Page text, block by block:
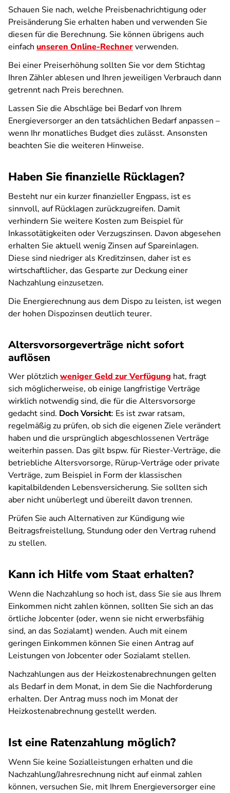
Schauen Sie nach, welche Preisbenachrichtigung oder
Preisänderung Sie erhalten haben und verwenden Sie
diesen für die Berechnung. Sie können übrigens auch
einfach unseren Online-Rechnerverwenden.
Bei einer Preiserhöhung sollten Sie vor dem Stichtag
Ihren Zähler ablesen und Ihren jeweiligen Verbrauch dann
getrennt nach Preis berechnen.
Lassen Sie die Abschläge bei Bedarf von Ihrem
Energieversorger an den tatsächlichen Bedarf anpassen –
wenn Ihr monatliches Budget dies zulässt. Ansonsten
beachten Sie die weiteren Hinweise.
Haben Sie finanzielle Rücklagen?
Besteht nur ein kurzer finanzieller Engpass, ist es
sinnvoll, auf Rücklagen zurückzugreifen. Damit
verhindern Sie weitere Kosten zum Beispiel für
Inkassotätigkeiten oder Verzugszinsen. Davon abgesehen
erhalten Sie aktuell wenig Zinsen auf Spareinlagen.
Diese sind niedriger als Kreditzinsen, daher ist es
wirtschaftlicher, das Gesparte zur Deckung einer
Nachzahlung einzusetzen.
Die Energierechnung aus dem Dispo zu leisten, ist wegen
der hohen Dispozinsen deutlich teurer.
Altersvorsorgeverträge nicht sofort
auflösen
Wer plötzlich weniger Geld zur Verfügung hat, fragt
sich möglicherweise, ob einige langfristige Verträge
wirklich notwendig sind, die für die Altersvorsorge
gedacht sind. Doch Vorsicht: Es ist zwar ratsam,
regelmäßig zu prüfen, ob sich die eigenen Ziele verändert
haben und die ursprünglich abgeschlossenen Verträge
weiterhin passen. Das gilt bspw. für Riester-Verträge, die
betriebliche Altersvorsorge, Rürup-Verträge oder private
Verträge, zum Beispiel in Form der klassischen
kapitalbildenden Lebensversicherung. Sie sollten sich
aber nicht unüberlegt und übereilt davon trennen.
Prüfen Sie auch Alternativen zur Kündigung wie
Beitragsfreistellung, Stundung oder den Vertrag ruhend
zu stellen.
Kann ich Hilfe vom Staat erhalten?
Wenn die Nachzahlung so hoch ist, dass Sie sie aus Ihrem
Einkommen nicht zahlen können, sollten Sie sich an das
örtliche Jobcenter (oder, wenn sie nicht erwerbsfähig
sind, an das Sozialamt) wenden. Auch mit einem
geringen Einkommen können Sie einen Antrag auf
Leistungen von Jobcenter oder Sozialamt stellen.
Nachzahlungen aus der Heizkostenabrechnungen gelten
als Bedarf in dem Monat, in dem Sie die Nachforderung
erhalten. Der Antrag muss noch im Monat der
Heizkostenabrechnung gestellt werden.
Ist eine Ratenzahlung möglich?
Wenn Sie keine Sozialleistungen erhalten und die
Nachzahlung/Jahresrechnung nicht auf einmal zahlen
können, versuchen Sie, mit Ihrem Energieversorger eine